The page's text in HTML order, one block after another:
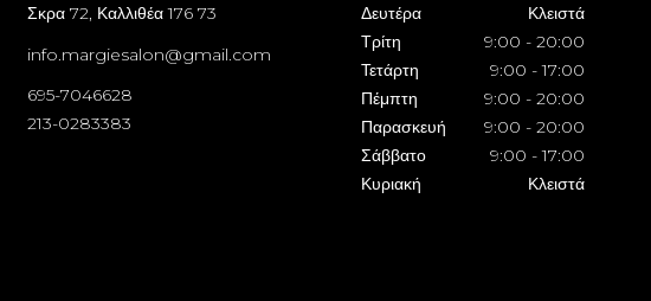
Σκρα 72, Καλλιθέα 176 73
info.margiesalon@gmail.com
695-7046628
213-0283383
Δευτέρα
Κλειστά
Τρίτη
9:00 - 20:00
Τετάρτη
9:00 - 17:00
Πέμπτη
9:00 - 20:00
Παρασκευή
9:00 - 20:00
Σάββατο
9:00 - 17:00
Κυριακή
Κλειστά